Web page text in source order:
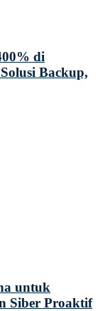
di
Backup,
untuk
Siber Proaktif